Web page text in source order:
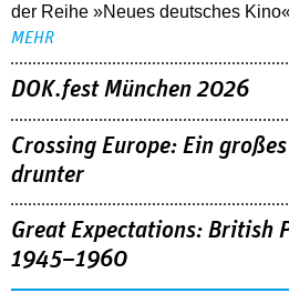
der Reihe »Neues deutsches
MEHR
DOK.fest München 2026
Crossing Europe: Ein
drunter
Great Expectations: British
1945–1960